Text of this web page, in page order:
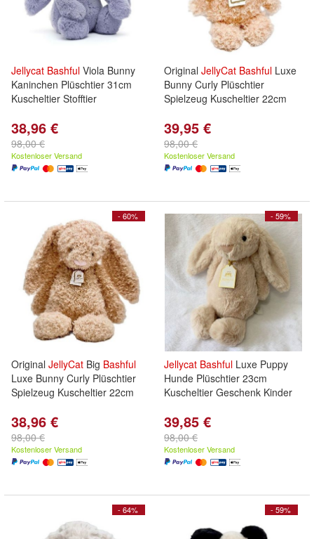
Jellycat Bashful Viola Bunny
Kaninchen Plüschtier 31cm
Kuscheltier Stofftier
38,96 €
98,00 €
Kostenloser Versand
Original JellyCat Bashful Luxe
Bunny Curly Plüschtier
Spielzeug Kuscheltier 22cm
39,95 €
98,00 €
Kostenloser Versand
- 60%
Original JellyCat Big Bashful
Luxe Bunny Curly Plüschtier
Spielzeug Kuscheltier 22cm
38,96 €
98,00 €
Kostenloser Versand
- 59%
Jellycat Bashful Luxe Puppy
Hunde Plüschtier 23cm
Kuscheltier Geschenk Kinder
39,85 €
98,00 €
Kostenloser Versand
- 64% - 59%